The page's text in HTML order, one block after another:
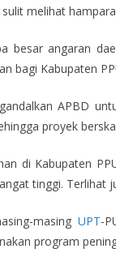
melihat
besar angaran
bagi Kabupaten
APBD
proyek
di Kabupaten
tinggi. Terlihat
masingUPT-
program